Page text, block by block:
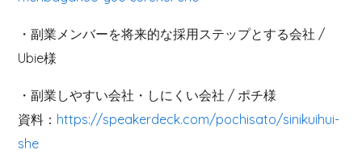
・副業メンバーを将来的な採用ステップとする会社 /
Ubie様
・副業しやすい会社・しにくい会社 / ポチ様
資料： https://speakerdeck.com/pochisato/sinikuihui-
she